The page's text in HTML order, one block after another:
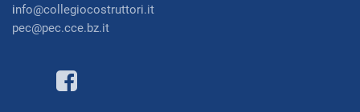
info@collegiocostruttori.it
pec@pec.cce.bz.it